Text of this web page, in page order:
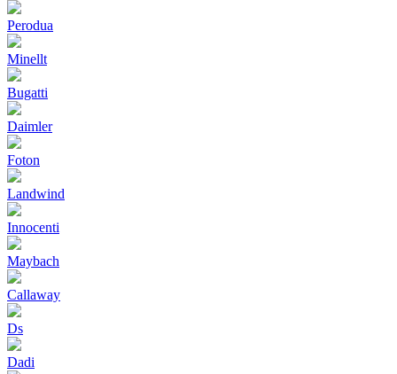
Perodua
Minellt
Bugatti
Daimler
Foton
Landwind
Innocenti
Maybach
Callaway
Ds
Dadi